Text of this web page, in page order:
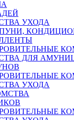
УХОДА
ДЛЯ
УХОДА